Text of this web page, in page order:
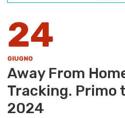
24
GIUGNO
Away From
Tracking. Primo
2024